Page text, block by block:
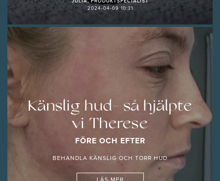
JULIA, PRODUKTSPECIALIST
2024-04-09 10:31
Känslig hud- så hjälpte
vi Therese
FÖRE OCH EFTER
BEHANDLA KÄNSLIG OCH TORR HUD